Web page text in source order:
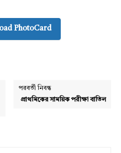
PhotoCard
পরবর্তী নিবন্ধ
প্রাথমিকের সাময়িক পরীক্ষা বাতিল